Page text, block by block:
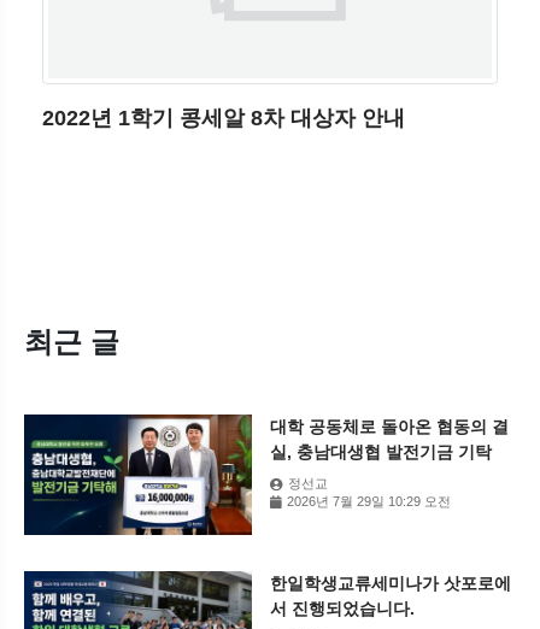
2022년 1학기 콩세알 8차 대상자 안내
최근 글
대학 공동체로 돌아온 협동의 결
실, 충남대생협 발전기금 기탁
정선교
2026년 7월 29일 10:29 오전
한일학생교류세미나가 삿포로에
서 진행되었습니다.